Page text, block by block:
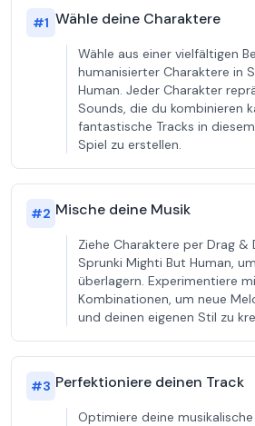
#1 Wähle deine Charaktere
Wähle aus einer vielfältigen
humanisierter Charaktere in
Human. Jeder Charakter
Sounds, die du kombinieren
fantastische Tracks in
Spiel zu erstellen.
#2 Mische deine Musik
Ziehe Charaktere per Drag &
Sprunki Mighti But Human,
überlagern. Experimentiere
Kombinationen, um neue
und deinen eigenen Stil zu
#3 Perfektioniere deinen Track
Optimiere deine